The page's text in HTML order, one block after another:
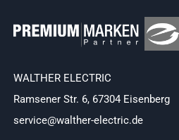
WALTHER ELECTRIC
Ramsener Str. 6, 67304 Eisenberg
service@walther-electric.de